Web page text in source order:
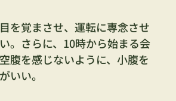
を覚まさせ、運転に専念させ
。さらに、10時から始まる会
腹を感じないように、小腹を
いい。